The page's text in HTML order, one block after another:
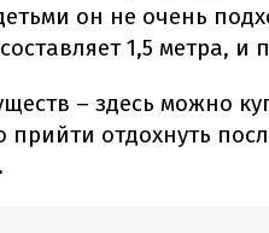
он не очень
1,5 метра, и
– здесь можно
прийти отдохнуть